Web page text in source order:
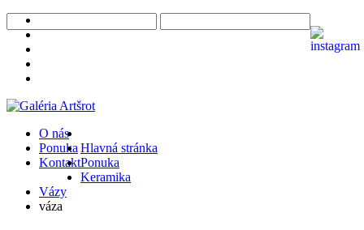
O nás
Ponuka
Kontakt
Hlavná stránka
Ponuka
Keramika
Vázy
váza